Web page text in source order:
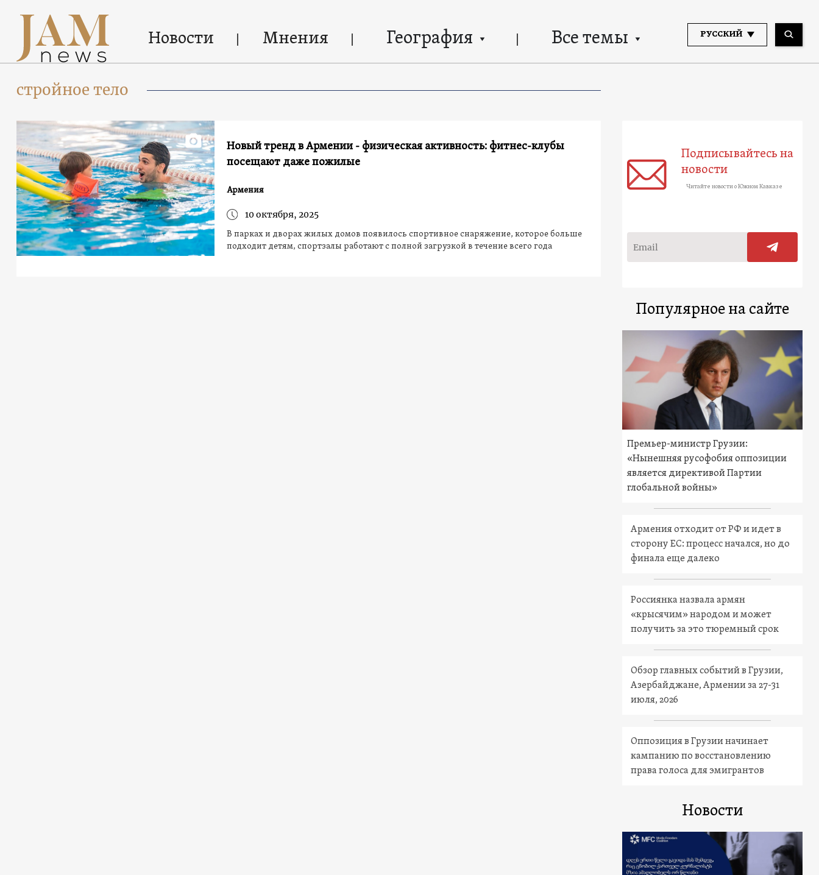
Новости Мнения География Все темы РУССКИЙ
стройное тело
Новый тренд в Армении - физическая активность: фитнес-клубы
посещают даже пожилые
Армения
10 октября, 2025
В парках и дворах жилых домов появилось спортивное снаряжение, которое больше
подходит детям, спортзалы работают с полной загрузкой в течение всего года
Подписывайтесь на
новости
Читайте новости о Южном Кавказе
Популярное на сайте
Премьер-министр Грузии:
«Нынешняя русофобия оппозиции
является директивой Партии
глобальной войны»
Армения отходит от РФ и идет в
сторону ЕС: процесс начался, но до
финала еще далеко
Россиянка назвала армян
«крысячим» народом и может
получить за это тюремный срок
Обзор главных событий в Грузии,
Азербайджане, Армении за 27-31
июля, 2026
Оппозиция в Грузии начинает
кампанию по восстановлению
права голоса для эмигрантов
Новости